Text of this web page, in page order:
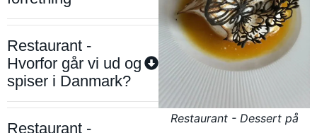
Restaurant -
Hvorfor går vi ud og
spiser i Danmark?
Restaurant -
Restaurant - Dessert på